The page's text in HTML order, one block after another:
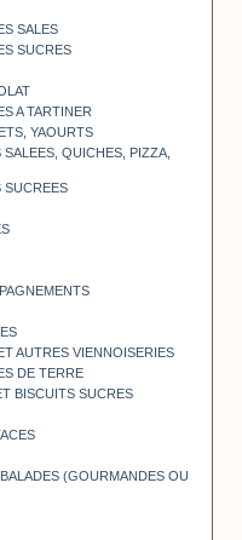
SALES
SUCRES
A TARTINER
YAOURTS
QUICHES, PIZZA,
SUCREES
AUTRES VIENNOISERIES
DE TERRE
BISCUITS SUCRES
(GOURMANDES OU